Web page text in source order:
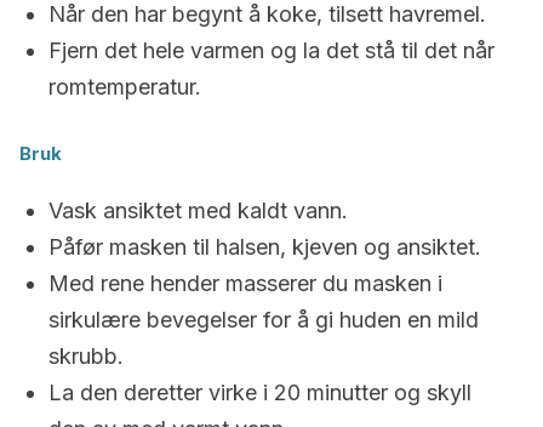
Når den har begynt å koke, tilsett havremel.
Fjern det hele varmen og la det stå til det når
romtemperatur.
Bruk
Vask ansiktet med kaldt vann.
Påfør masken til halsen, kjeven og ansiktet.
Med rene hender masserer du masken i
sirkulære bevegelser for å gi huden en mild
skrubb.
La den deretter virke i 20 minutter og skyll